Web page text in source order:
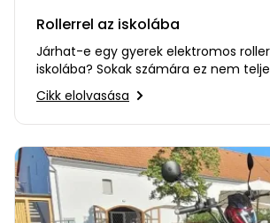
Rollerrel az iskolába
Járhat-e egy gyerek elektromos
iskolába? Sokak számára ez nem
ezért megpróbáljuk…
Cikk elolvasása